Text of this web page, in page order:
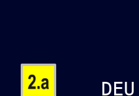
DEU